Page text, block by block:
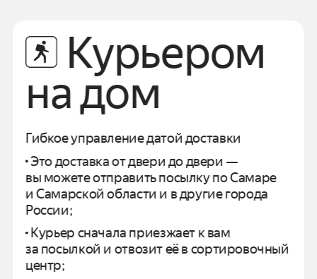
Курьером
на дом
Гибкое управление датой доставки
Это доставка от двери до двери —
вы можете отправить посылку поСамаре
иСамарской области и в другие города
России;
Курьер сначала приезжает к вам
за посылкой и отвозитеё в сортировочный
центр;